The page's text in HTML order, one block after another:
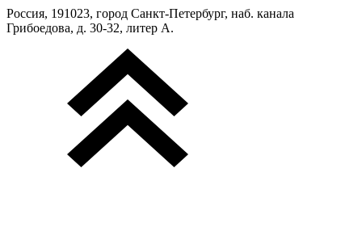
Россия, 191023, город Санкт-Петербург, наб. канала
Грибоедова, д. 30-32, литер А.